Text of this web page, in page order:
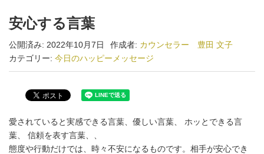
安心する言葉
公開済み: 2022年10月7日 作成者: カウンセラー 豊田 文子
カテゴリー: 今日のハッピーメッセージ
愛されていると実感できる言葉、優しい言葉、 ホッとできる言
葉、 信頼を表す言葉、、
態度や行動だけでは、時々不安になるものです。相手が安心でき